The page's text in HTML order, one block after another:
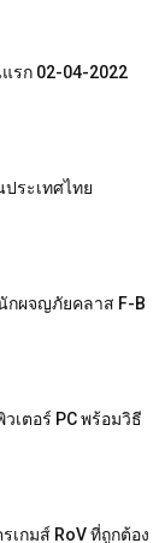
รก 02-04-2022
ประเทศไทย
กผจญภัยคลาส F-B
เตอร์ PC พร้อมวิธี
เกมส์ RoV ที่ถูกต้อง